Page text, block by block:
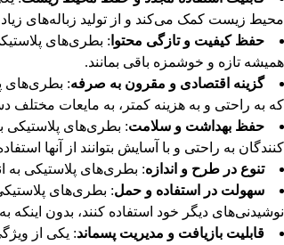
محیط زیست کمک می‌کند و از تولید زباله‌های
حفظ کیفیت و تازگی محتوا : بطری‌های
همیشه تازه و خوشمزه باقی بمانند.
گزینه اقتصادی و مقرون به صرفه: بطری‌های
که به راحتی و به هزینه کمتر، به مایعات مختلف
حفظ بهداشت و سلامت: بطری‌های پلاستیکی
کنندگان به راحتی و با آسایش بتوانند از آنها
تنوع در طرح و اندازه: بطری‌های پلاستیکی به
سهولت در استفاده و حمل: بطری‌های
نوشیدنی‌های دیگر خود استفاده کنند، بدون اینکه
قابلیت بازیافت و مدیریت پسماند: یکی از